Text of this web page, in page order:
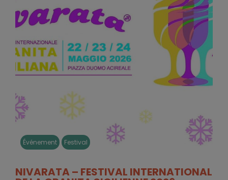
Événement Festival
NIVARATA – FESTIVAL INTERNATIONAL